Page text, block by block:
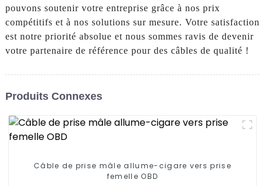
pouvons soutenir votre entreprise grâce à nos prix
compétitifs et à nos solutions sur mesure. Votre satisfaction
est notre priorité absolue et nous sommes ravis de devenir
votre partenaire de référence pour des câbles de qualité !
Produits Connexes
Câble de prise mâle allume-cigare vers prise
femelle OBD